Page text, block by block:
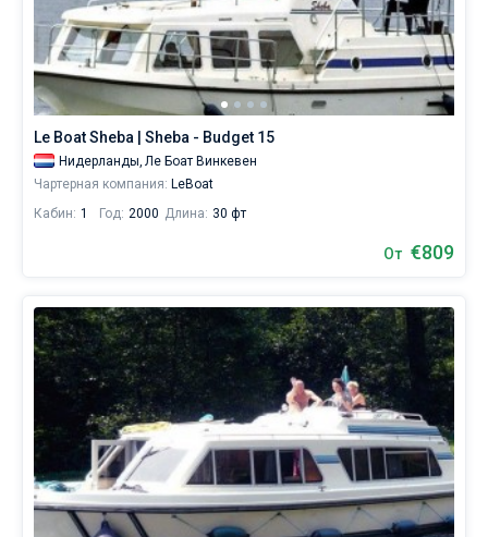
Le Boat Sheba | Sheba - Budget 15
Нидерланды, Ле Боат Винкевен
Чартерная компания: LeBoat
Кабин: 1 Год: 2000 Длина: 30 фт
От €809